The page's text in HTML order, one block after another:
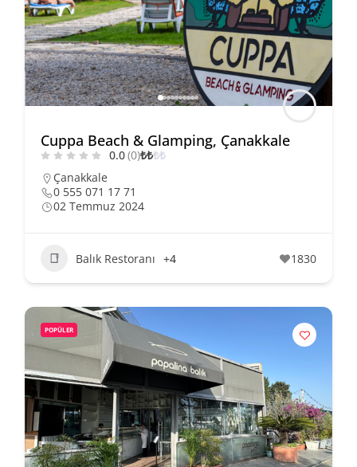
Cuppa Beach & Glamping, Çanakkale
0.0(0)₺₺₺₺
Çanakkale
0 555 071 17 71
02 Temmuz 2024
Balık Restoranı +4 1830
POPÜLER